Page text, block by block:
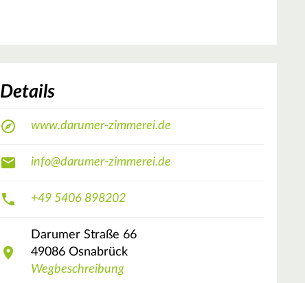
Details
www.darumer-zimmerei.de
info@darumer-zimmerei.de
+49 5406 898202
Darumer Straße 66
49086 Osnabrück
Wegbeschreibung